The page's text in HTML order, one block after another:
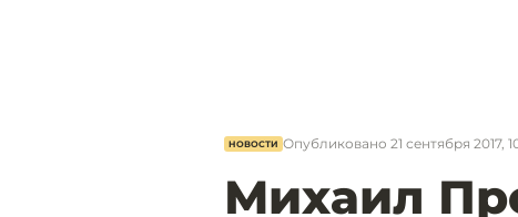
НОВОСТИ Опубликовано 21 сентября 2017,
Михаил